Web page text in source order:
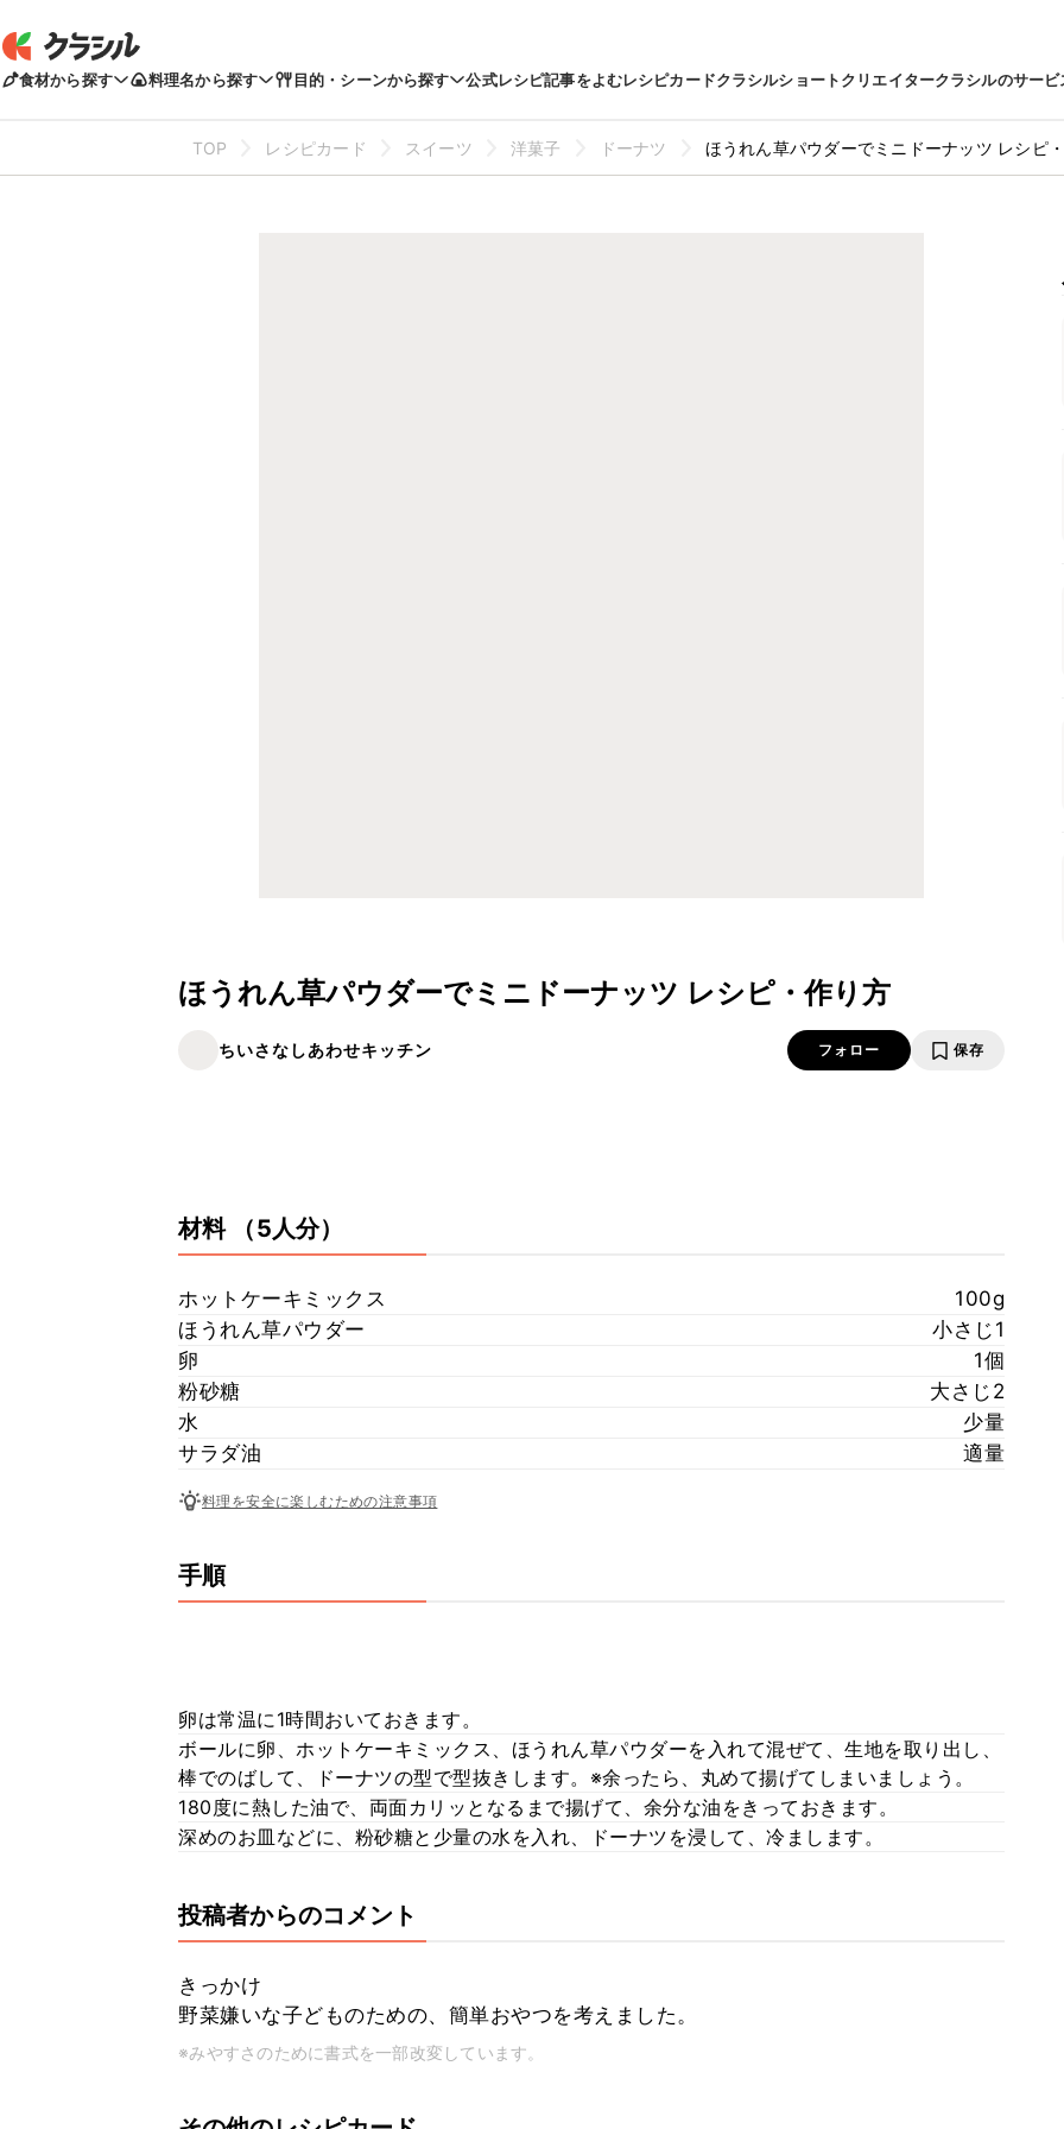
食材から探す 料理名から探す 目的・シーンから探す 公式レシピ記事をよむレシピカードクラシルショートクリエイタークラシルのサービ
TOP レシピカード スイーツ 洋菓子 ドーナツ ほうれん草パウダーでミニドーナッツ レシピ
ほうれん草パウダーでミニドーナッツ レシピ・作り方
ちいさなしあわせキッチン フォロー 保存
材料 （5人分）
ホットケーキミックス
100g
ほうれん草パウダー
小さじ1
卵
1個
粉砂糖
大さじ2
水
少量
サラダ油
適量
料理を安全に楽しむための注意事項
手順
卵は常温に1時間おいておきます。
ボールに卵、ホットケーキミックス、ほうれん草パウダーを入れて混ぜて、生地を取り出し、
棒でのばして、ドーナツの型で型抜きします。※余ったら、丸めて揚げてしまいましょう。
180度に熱した油で、両面カリッとなるまで揚げて、余分な油をきっておきます。
深めのお皿などに、粉砂糖と少量の水を入れ、ドーナツを浸して、冷まします。
投稿者からのコメント
きっかけ
野菜嫌いな子どものための、簡単おやつを考えました。
※みやすさのために書式を一部改変しています。